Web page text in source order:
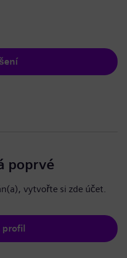
poprvé
vytvořte si zde účet.
profil